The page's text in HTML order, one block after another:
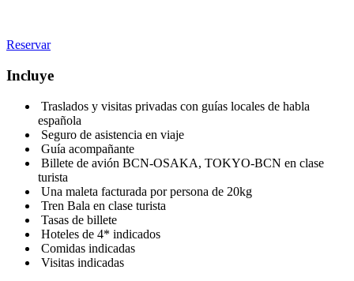
Reservar
Incluye
Traslados y visitas privadas con guías locales de habla
española
Seguro de asistencia en viaje
Guía acompañante
Billete de avión BCN-OSAKA, TOKYO-BCN en clase
turista
Una maleta facturada por persona de 20kg
Tren Bala en clase turista
Tasas de billete
Hoteles de 4* indicados
Comidas indicadas
Visitas indicadas